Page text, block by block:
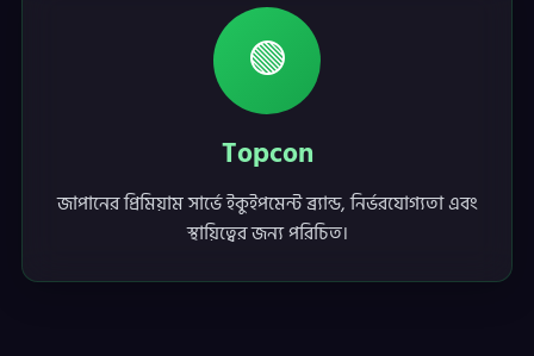
🟢
Topcon
জাপানের প্রিমিয়াম সার্ভে ইকুইপমেন্ট ব্র্যান্ড, নির্ভরযোগ্যতা এবং
স্থায়িত্বের জন্য পরিচিত।